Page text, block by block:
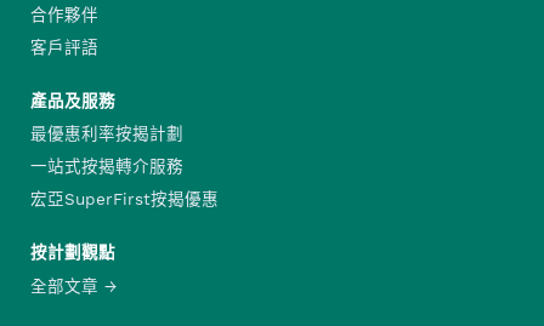
合作夥伴
客戶評語
產品及服務
最優惠利率按揭計劃
一站式按揭轉介服務
宏亞SuperFirst按揭優惠
按計劃觀點
全部文章